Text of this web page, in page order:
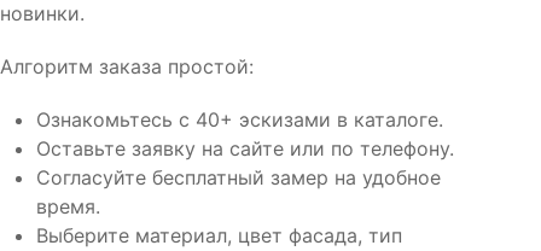
новинки.
Алгоритм заказа простой:
Ознакомьтесь с 40+ эскизами в каталоге.
Оставьте заявку на сайте или по телефону.
Согласуйте бесплатный замер на удобное
время.
Выберите материал, цвет фасада, тип